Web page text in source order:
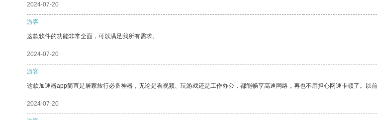
2024-07-20
游客
这款软件的功能非常全面，可以满足我所有需求。
2024-07-20
游客
这款加速器app简直是居家旅行必备神器，无论是看视频、玩游戏还是工作办公，都能畅享高速网络，再也不用担心网速卡顿了。
2024-07-20